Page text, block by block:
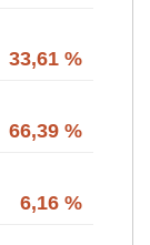
33,61 %
66,39 %
6,16 %